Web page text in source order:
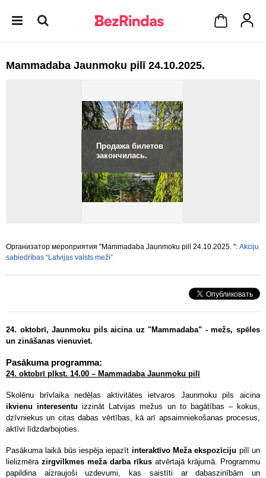
Mammadaba Jaunmoku pilī 24.10.2025.
Продажа билетов
закончилась.
Организатор мероприятия "Mammadaba Jaunmoku pilī 24.10.2025. ": Akciju
sabiedrības “Latvijas valsts meži”
24. oktobrī, Jaunmoku pils aicina uz "Mammadaba" - mežs, spēles
un zināšanas vienuviet.
Pasākuma programma:
24. oktobrī plkst. 14.00 – Mammadaba Jaunmoku pilī
Skolēnu brīvlaika nedēļas aktivitātes ietvaros Jaunmoku pils aicina
ikvienu interesentu izzināt Latvijas mežus un to bagātības – kokus,
dzīvniekus un citas dabas vērtības, kā arī apsaimniekošanas procesus,
aktīvi līdzdarbojoties.
Pasākuma laikā būs iespēja iepazīt interaktīvo Meža ekspozīciju pilī un
lielizmēra zirgvilkmes meža darba rīkus atvērtajā krājumā. Programmu
papildina aizraujoši uzdevumi, kas saistīti ar dabaszinībām un